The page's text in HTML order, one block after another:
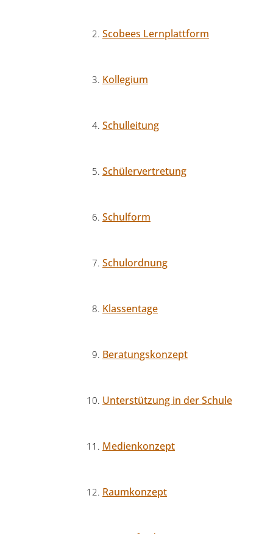
Scobees Lernplattform
Kollegium
Schulleitung
Schülervertretung
Schulform
Schulordnung
Klassentage
Beratungskonzept
Unterstützung in der Schule
Medienkonzept
Raumkonzept